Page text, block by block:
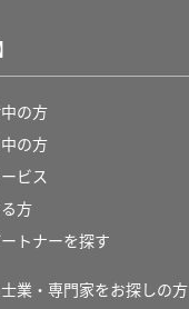
の方
の方
ビス
方
トナーを探す
業・専門家をお探しの方